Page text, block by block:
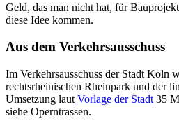
Geld, das man nicht hat, für
diese Idee kommen.
Aus dem Verkehrsausschuss
Im Verkehrsausschuss der Stadt Köln
rechtsrheinischen Rheinpark und der
Umsetzung laut Vorlage der Stadt 35
siehe Operntrassen.